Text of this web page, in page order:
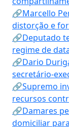
🔗Marcello
distorção e
🔗Deputado
regime de
🔗Dario
secretário-
🔗Supremo
recursos
🔗Damares
domiciliar